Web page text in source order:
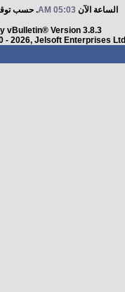
الساعة الآن05:03 AM . حسب
vBulletin® Version 3.8.3
- 2026, Jelsoft Enterprises Ltd.